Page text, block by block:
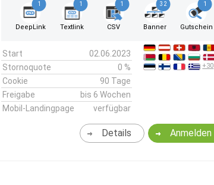
1
DeepLink
1
Textlink
1
CSV
32
Banner
1
Gutschein
Start
02.06.2023
Stornoquote
0 %
Cookie
90 Tage
Freigabe
bis 6 Wochen
Mobil-Landingpage
verfügbar
+30
Anmelden
Details